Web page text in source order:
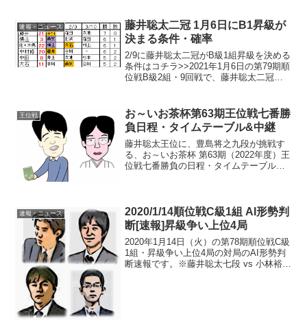
速報・ニュース
藤井聡太二冠 1月6日にB1昇級が
決まる条件・確率
2/9に藤井聡太二冠がB級1組昇級を決める
条件はコチラ>>2021年1月6日の第79期順
位戦B級2組・9回戦で、藤井聡太二冠のB
B2⇒B1への昇級枠は3名。勝てば…藤井
二冠...
王位戦
お～いお茶杯第63期王位戦七番勝
負日程・タイムテーブル&中継
藤井聡太王位に、豊島将之九段が挑戦す
る、お～いお茶杯 第63期（2022年度）王
位戦七番勝負の日程・タイムテーブルと
速報・ニュース
2020/1/14順位戦C級1組 AI形勢判
断[速報]昇級争い上位4局
2020年1月14日（火）の第78期順位戦C級
1組・昇級争い上位4局の対局のAI形勢判
断速報です。※藤井聡太七段 vs 小林裕士